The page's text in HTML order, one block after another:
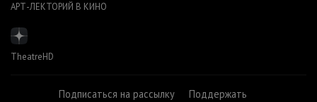
АРТ-ЛЕКТОРИЙ В КИНО
TheatreHD
Подписаться на рассылку
Поддержать